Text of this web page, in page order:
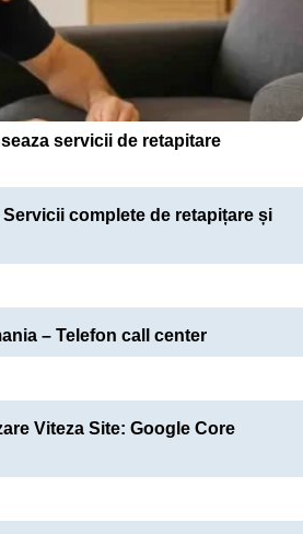
servicii de retapitare
complete de retapițare și
– Telefon call center
Viteza Site: Google Core